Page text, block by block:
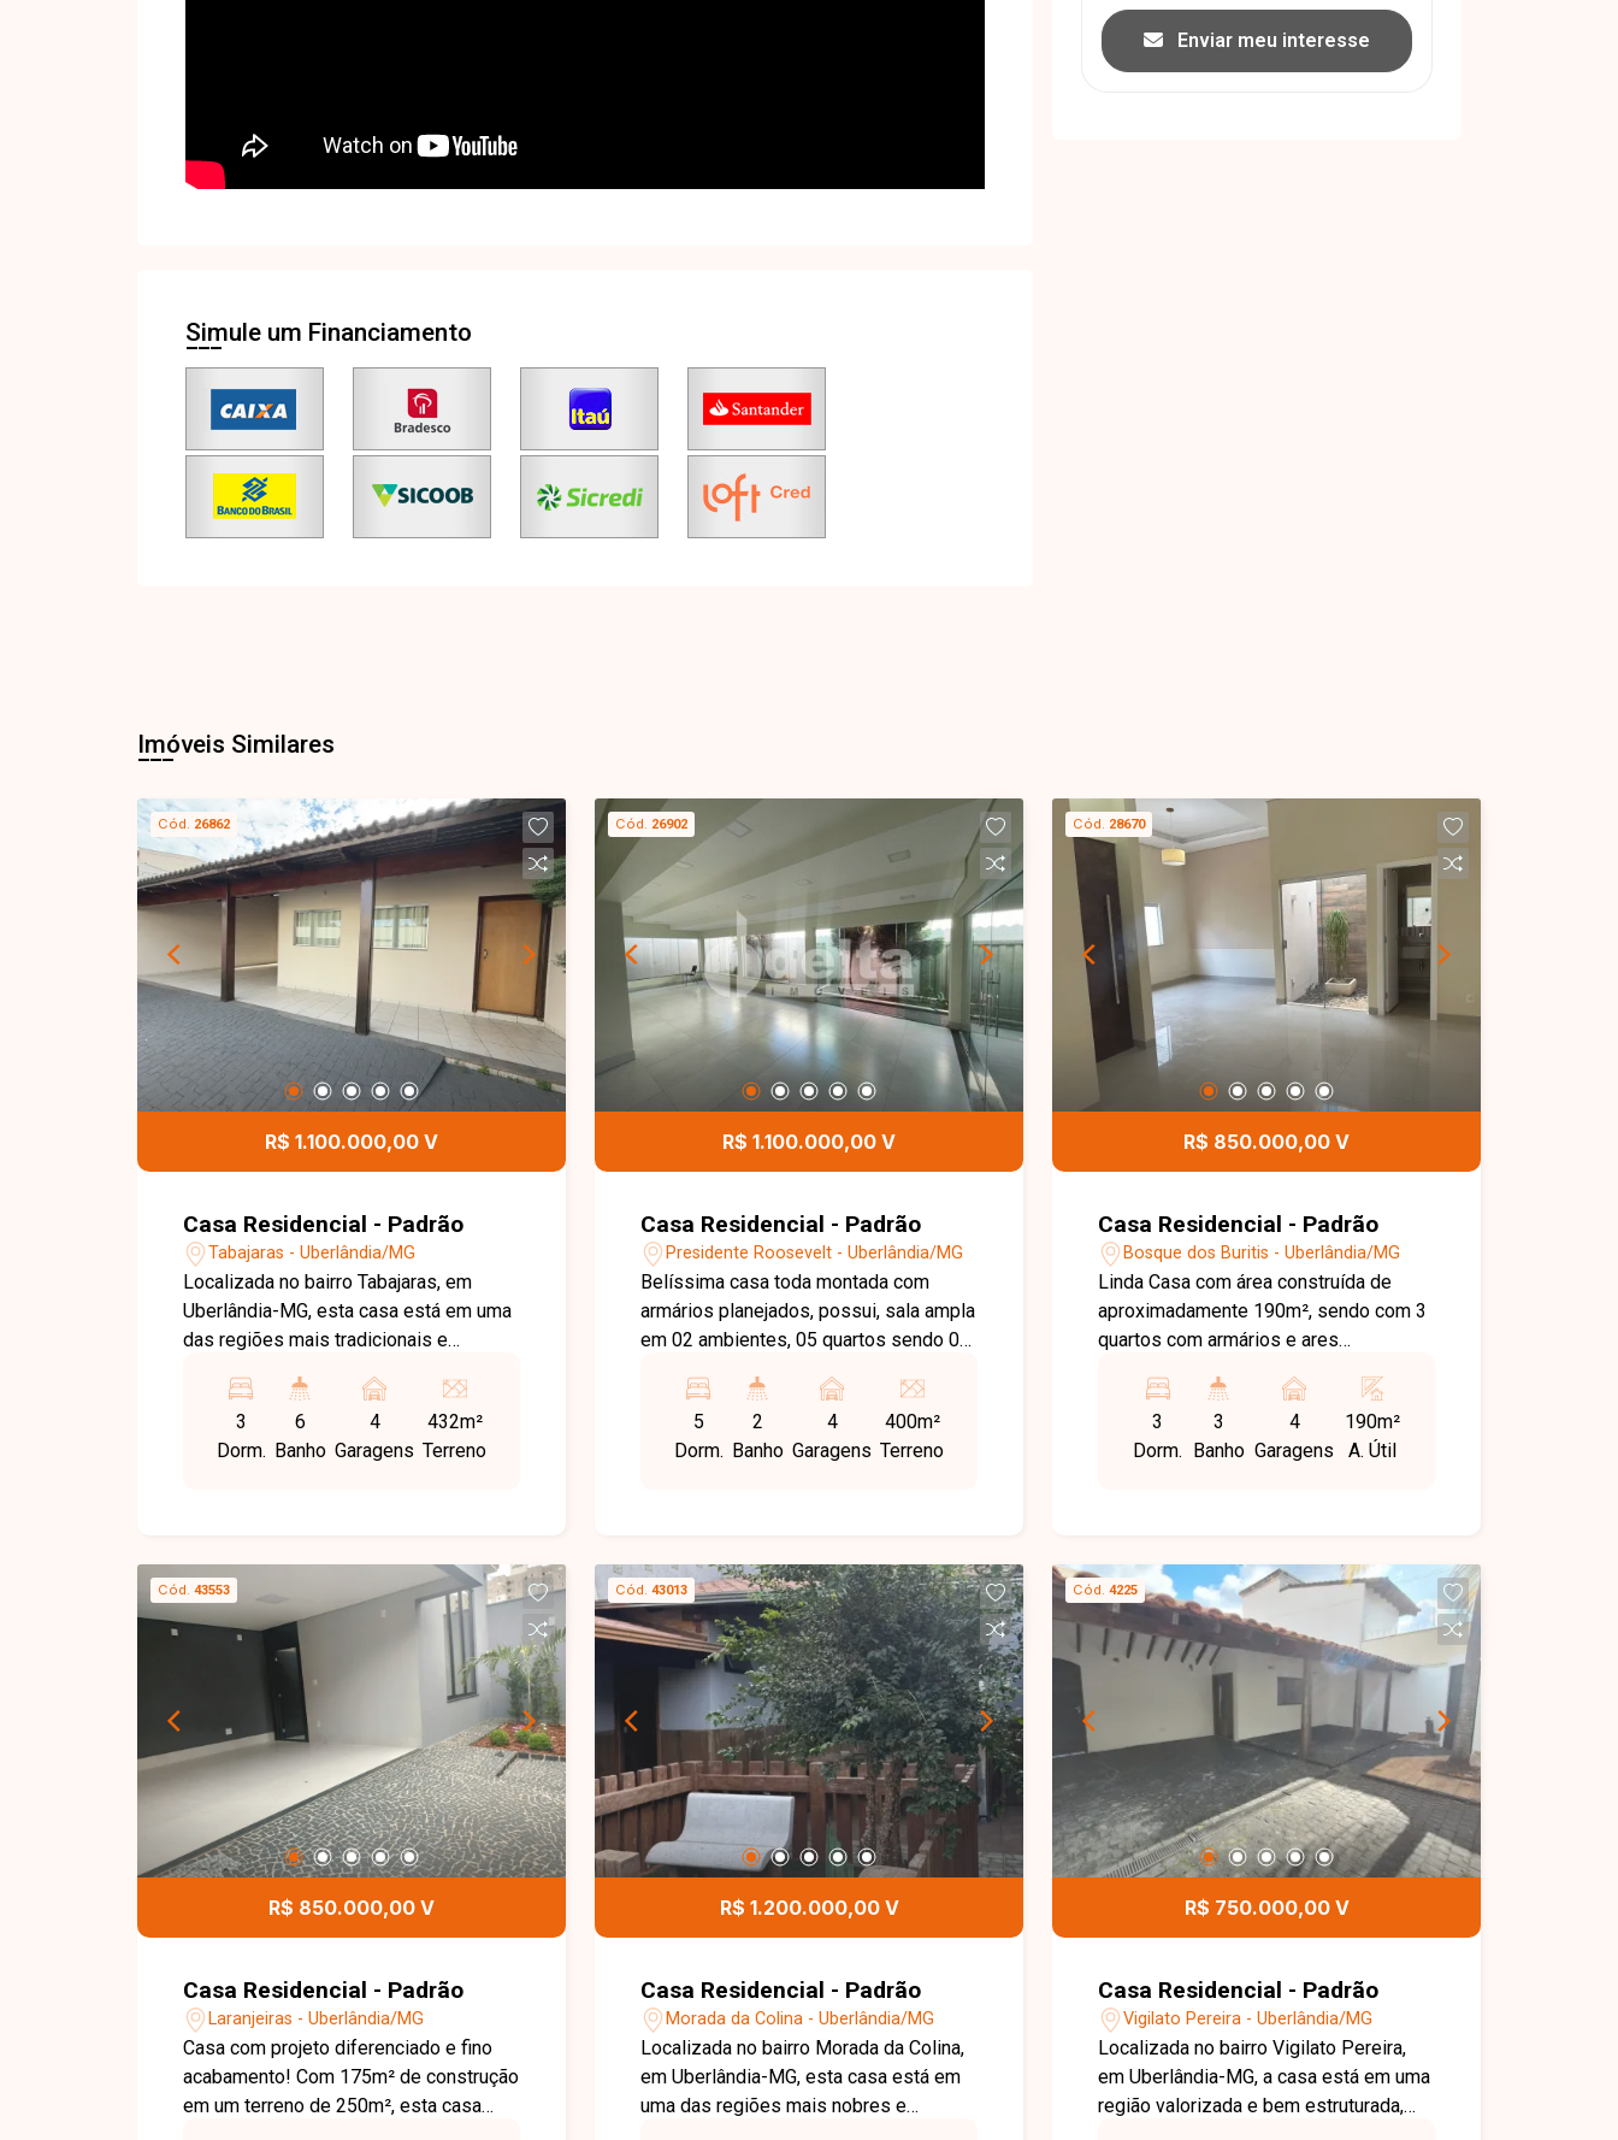
Simule um Financiamento
Enviar meu interesse
Imóveis Similares
Cód. 26862
R$ 1.100.000,00 V
Casa Residencial - Padrão
Tabajaras - Uberlândia/MG
Localizada no bairro Tabajaras, em
Uberlândia-MG, esta casa está em uma
das regiões mais tradicionais e
acesso ao Centro e às principais
avenidas. O bairro oferece excelente
infraestrutura, estando próximo a
de vida. O imóvel possui
aproximadamente 250 m² de área
construída em um terreno de 432 m²,
distribuídos em 2 salas amplas, 3
suítes, escritório com banheiro,
banheiro social, cozinha e área de
serviço. Os ambientes são amplos e
bem planejados, oferecendo conforto e
funcionalidade para toda a família. Na
área externa, a residência conta com
varanda gourmet, piscina, banheiro
4 veículos, sendo 2 vagas cobertas e 2
localização. Entre em contato com a
equipe da Delta Imóveis para mais
informações e agende sua visita!
3
Dorm.
6
Banho
4
Garagens
432m²
Terreno
Cód. 26902
R$ 1.100.000,00 V
Casa Residencial - Padrão
Presidente Roosevelt - Uberlândia/MG
Belíssima casa toda montada com
armários planejados, possui, sala ampla
em 02 ambientes, 05 quartos sendo 02
serviço, varanda gourmet com
churrasqueira, edícula no segundo piso
e 04 vagas de garagem.
5
Dorm.
2
Banho
4
Garagens
400m²
Terreno
Cód. 28670
R$ 850.000,00 V
Casa Residencial - Padrão
Bosque dos Buritis - Uberlândia/MG
Linda Casa com área construída de
aproximadamente 190m², sendo com 3
quartos com armários e ares
com closet e hidromassagem,
escritório com armários, sala ampla 2
ambientes, sala de Tv, banheiro social,
lindo jardim, toda em porcelanato,
sistemas de segurança, câmeras de
segurança, cerca elétrica, aquecimento
solar, 4 vagas de garagens.
3
Dorm.
3
Banho
4
Garagens
190m²
A. Útil
Cód. 43553
R$ 850.000,00 V
Casa Residencial - Padrão
Laranjeiras - Uberlândia/MG
Casa com projeto diferenciado e fino
acabamento! Com 175m² de construção
em um terreno de 250m², esta casa
Cód. 43013
R$ 1.200.000,00 V
Casa Residencial - Padrão
Morada da Colina - Uberlândia/MG
Localizada no bairro Morada da Colina,
em Uberlândia-MG, esta casa está em
uma das regiões mais nobres e
Cód. 4225
R$ 750.000,00 V
Casa Residencial - Padrão
Vigilato Pereira - Uberlândia/MG
Localizada no bairro Vigilato Pereira,
em Uberlândia-MG, a casa está em uma
região valorizada e bem estruturada,